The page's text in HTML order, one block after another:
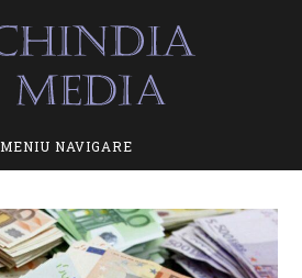
MENIU NAVIGARE